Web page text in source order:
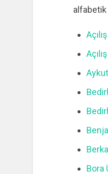
Bora